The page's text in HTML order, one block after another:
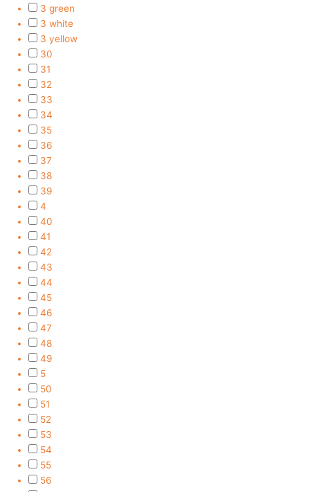
3 green
3 white
3 yellow
30
31
32
33
34
35
36
37
38
39
4
40
41
42
43
44
45
46
47
48
49
5
50
51
52
53
54
55
56